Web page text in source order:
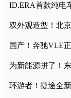
ID.ERA首款纯电
双外观造型！北
国产！奔驰VLE
为新能源拼了！
环游者！捷途全